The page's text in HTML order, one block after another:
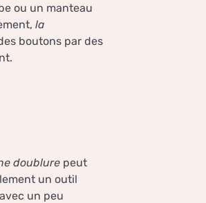
ou un manteau
la
boutons par des
doublure peut
un outil
un peu